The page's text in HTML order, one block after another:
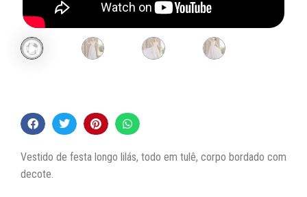
Vestido de festa longo lilás, todo em tulê, corpo bordado com
decote.